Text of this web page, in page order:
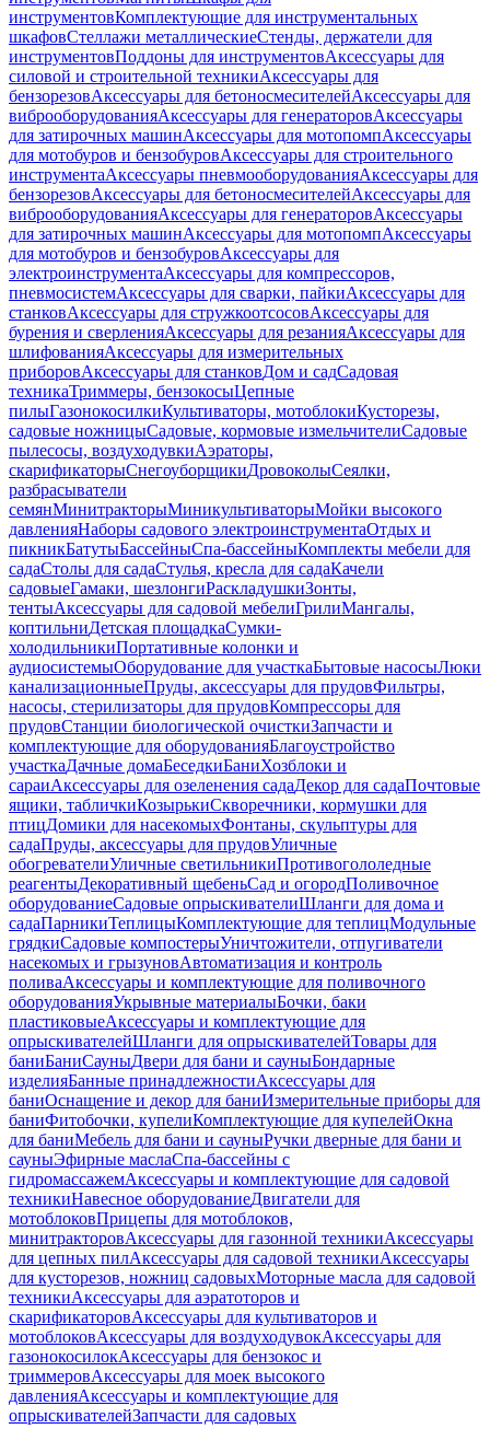
инструментовКомплектующие для инструментальных
шкафовСтеллажи металлическиеСтенды, держатели для
инструментовПоддоны для инструментовАксессуары для
силовой и строительной техникиАксессуары для
бензорезовАксессуары для бетоносмесителейАксессуары для
виброоборудованияАксессуары для генераторовАксессуары
для затирочных машинАксессуары для мотопомпАксессуары
для мотобуров и бензобуровАксессуары для строительного
инструментаАксессуары пневмооборудованияАксессуары для
бензорезовАксессуары для бетоносмесителейАксессуары для
виброоборудованияАксессуары для генераторовАксессуары
для затирочных машинАксессуары для мотопомпАксессуары
для мотобуров и бензобуровАксессуары для
электроинструментаАксессуары для компрессоров,
пневмосистемАксессуары для сварки, пайкиАксессуары для
станковАксессуары для стружкоотсосовАксессуары для
бурения и сверленияАксессуары для резанияАксессуары для
шлифованияАксессуары для измерительных
приборовАксессуары для станковДом и садСадовая
техникаТриммеры, бензокосыЦепные
пилыГазонокосилкиКультиваторы, мотоблокиКусторезы,
садовые ножницыСадовые, кормовые измельчителиСадовые
пылесосы, воздуходувкиАэраторы,
скарификаторыСнегоуборщикиДровоколыСеялки,
разбрасыватели
семянМинитракторыМиникультиваторыМойки высокого
давленияНаборы садового электроинструментаОтдых и
пикникБатутыБассейныСпа-бассейныКомплекты мебели для
садаСтолы для садаСтулья, кресла для садаКачели
садовыеГамаки, шезлонгиРаскладушкиЗонты,
тентыАксессуары для садовой мебелиГрилиМангалы,
коптильниДетская площадкаСумки-
холодильникиПортативные колонки и
аудиосистемыОборудование для участкаБытовые насосыЛюки
канализационныеПруды, аксессуары для прудовФильтры,
насосы, стерилизаторы для прудовКомпрессоры для
прудовСтанции биологической очисткиЗапчасти и
комплектующие для оборудованияБлагоустройство
участкаДачные домаБеседкиБаниХозблоки и
сараиАксессуары для озеленения садаДекор для садаПочтовые
ящики, табличкиКозырькиСкворечники, кормушки для
птицДомики для насекомыхФонтаны, скульптуры для
садаПруды, аксессуары для прудовУличные
обогревателиУличные светильникиПротивогололедные
реагентыДекоративный щебеньСад и огородПоливочное
оборудованиеСадовые опрыскивателиШланги для дома и
садаПарникиТеплицыКомплектующие для теплицМодульные
грядкиСадовые компостерыУничтожители, отпугиватели
насекомых и грызуновАвтоматизация и контроль
поливаАксессуары и комплектующие для поливочного
оборудованияУкрывные материалыБочки, баки
пластиковыеАксессуары и комплектующие для
опрыскивателейШланги для опрыскивателейТовары для
баниБаниСауныДвери для бани и сауныБондарные
изделияБанные принадлежностиАксессуары для
баниОснащение и декор для баниИзмерительные приборы для
баниФитобочки, купелиКомплектующие для купелейОкна
для баниМебель для бани и сауныРучки дверные для бани и
сауныЭфирные маслаСпа-бассейны с
гидромассажемАксессуары и комплектующие для садовой
техникиНавесное оборудованиеДвигатели для
мотоблоковПрицепы для мотоблоков,
минитракторовАксессуары для газонной техникиАксессуары
для цепных пилАксессуары для садовой техникиАксессуары
для кусторезов, ножниц садовыхМоторные масла для садовой
техникиАксессуары для аэратоторов и
скарификаторовАксессуары для культиваторов и
мотоблоковАксессуары для воздуходувокАксессуары для
газонокосилокАксессуары для бензокос и
триммеровАксессуары для моек высокого
давленияАксессуары и комплектующие для
опрыскивателейЗапчасти для садовых